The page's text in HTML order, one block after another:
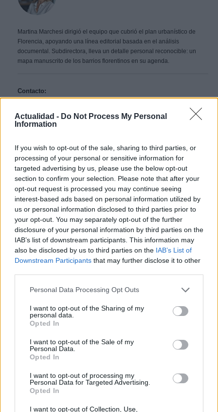
Actualidad - Do Not Process My Personal
Information
If you wish to opt-out of the sale, sharing to third parties, or
processing of your personal or sensitive information for
targeted advertising by us, please use the below opt-out
section to confirm your selection. Please note that after your
opt-out request is processed you may continue seeing
interest-based ads based on personal information utilized by
us or personal information disclosed to third parties prior to
your opt-out. You may separately opt-out of the further
disclosure of your personal information by third parties on the
IAB’s list of downstream participants. This information may
also be disclosed by us to third parties on the IAB’s List of
Downstream Participants that may further disclose it to other
Please note that this website/app uses one or more Google
not limited to your visit or usage behaviour. You may click to
grant or deny consent to Google and its third-party tags to
use your data for below specified purposes in below Google
consent section.
Personal Data Processing Opt Outs
I want to opt-out of the Sharing of my
personal data.
Opted In
I want to opt-out of the Sale of my
Personal Data.
Opted In
I want to opt-out of processing my
Personal Data for Targeted Advertising.
Opted In
I want to opt-out of Collection, Use,
Martina Marchesi dirigió el equipo que cubrió el plan urbanístico de
Florencia, apoyando una línea editorial basada en el análisis
documental. Subdirectora, lleva un detalle personal reconocible: un
mapa manuscrito de los barrios florentinos en su agenda.
Contacto:
Más leídos
CRÓNICA
vicepresidencia de CaixaBank
CRÓNICA